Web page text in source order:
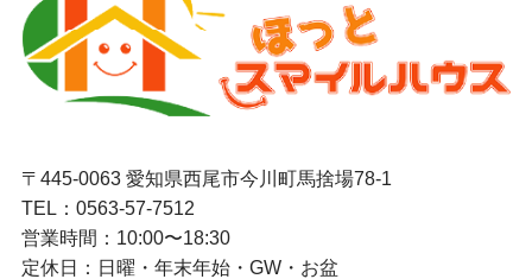
〒445-0063 愛知県西尾市今川町馬捨場78-1
TEL： 0563-57-7512
営業時間：10:00〜18:30
定休日：日曜・年末年始・GW・お盆